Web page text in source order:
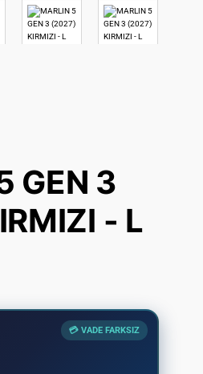
GEN 3
- L
💳 VADE FARKSIZ